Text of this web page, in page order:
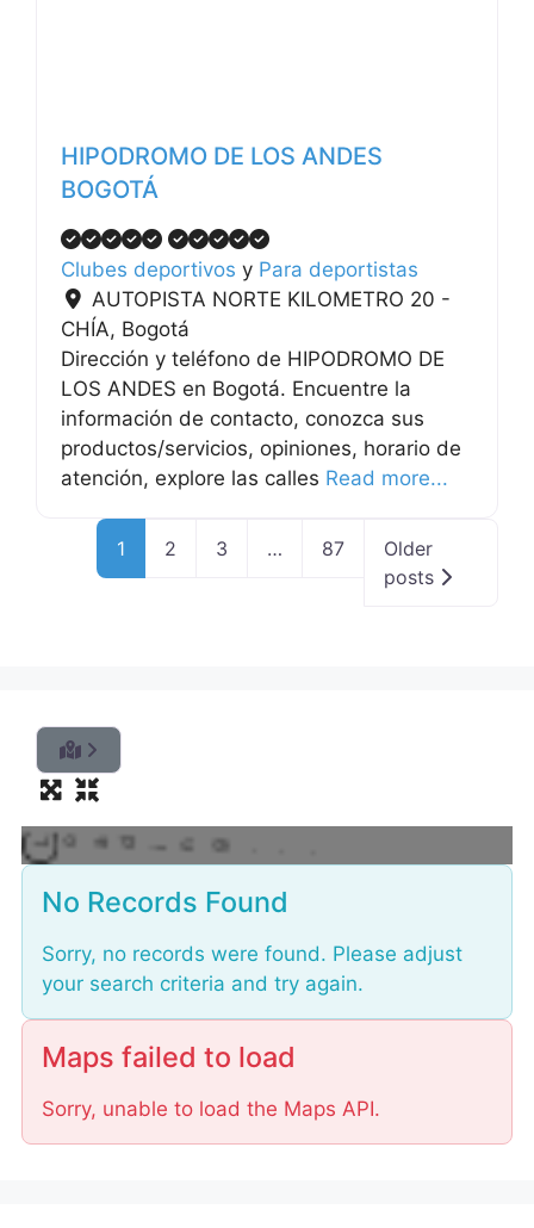
HIPODROMO DE LOS ANDES
BOGOTÁ
Clubes deportivos y Para deportistas
AUTOPISTA NORTE KILOMETRO 20 -
CHÍA, Bogotá
Dirección y teléfono de HIPODROMO DE
LOS ANDES en Bogotá. Encuentre la
información de contacto, conozca sus
productos/servicios, opiniones, horario de
atención, explore las calles Read more...
1 2 3 … 87
Older
posts
L
o
No Records Found
Sorry, no records were found. Please adjust
your search criteria and try again.
Maps failed to load
Sorry, unable to load the Maps API.